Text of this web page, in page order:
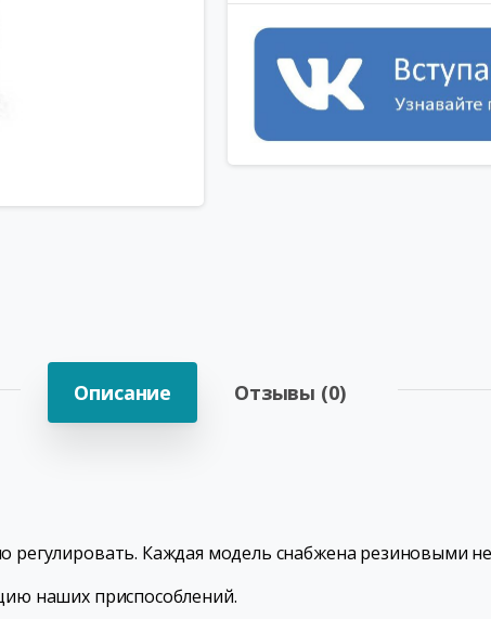
Описание Отзывы (0)
регулировать. Каждая модель снабжена резиновыми
наших приспособлений.